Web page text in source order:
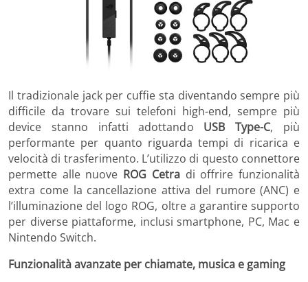
Il tradizionale jack per cuffie sta diventando sempre più
difficile da trovare sui telefoni high-end, sempre più
device stanno infatti adottando USB Type-C, più
performante per quanto riguarda tempi di ricarica e
velocità di trasferimento. L’utilizzo di questo connettore
permette alle nuove ROG Cetradi offrire funzionalità
extra come la cancellazione attiva del rumore (ANC) e
l’illuminazione del logo ROG, oltre a garantire supporto
per diverse piattaforme, inclusi smartphone, PC, Mac e
Nintendo Switch.
Funzionalità avanzate per chiamate, musica e gaming